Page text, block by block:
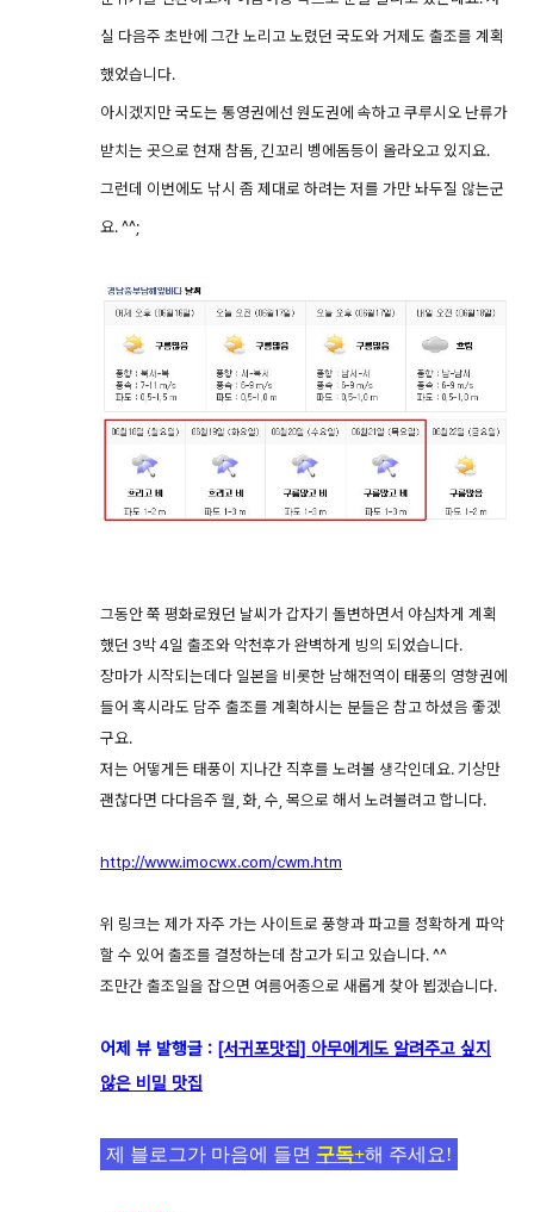
실 다음주 초반에 그간 노리고 노렸던 국도와 거제도 출조를 계획
했었습니다.
아시겠지만 국도는 통영권에선 원도권에 속하고 쿠루시오 난류가
받치는 곳으로 현재 참돔, 긴꼬리 벵에돔등이 올라오고 있지요.
그런데 이번에도 낚시 좀 제대로 하려는 저를 가만 놔두질 않는군
요. ^^;
그동안 쭉 평화로웠던 날씨가 갑자기 돌변하면서 야심차게 계획
했던 3박 4일 출조와 악천후가 완벽하게 빙의 되었습니다.
장마가 시작되는데다 일본을 비롯한 남해전역이 태풍의 영향권에
들어 혹시라도 담주 출조를 계획하시는 분들은 참고 하셨음 좋겠
구요.
저는 어떻게든 태풍이 지나간 직후를 노려볼 생각인데요. 기상만
괜찮다면 다다음주 월, 화, 수, 목으로 해서 노려볼려고 합니다.
http://www.imocwx.com/cwm.htm
위 링크는 제가 자주 가는 사이트로 풍향과 파고를 정확하게 파악
할 수 있어 출조를 결정하는데 참고가 되고 있습니다. ^^
조만간 출조일을 잡으면 여름어종으로 새롭게 찾아 뵙겠습니다.
어제 뷰 발행글 : [서귀포맛집] 아무에게도 알려주고 싶지
않은 비밀 맛집
제 블로그가 마음에 들면 구독+해 주세요!